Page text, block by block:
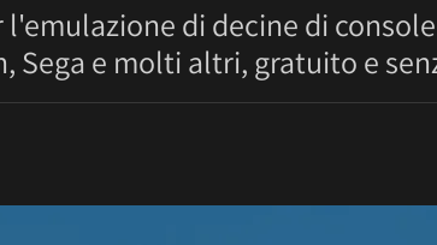
di decine di
Sega e molti altri, gratuito e